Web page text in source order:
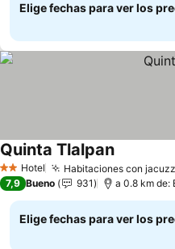
Elige fechas para ver los
2 Estrellas
Hotel Habitaciones con
Quinta TlalpanVer precios
7,9 Bueno 931 a 0.8 km de:
Elige fechas para ver los